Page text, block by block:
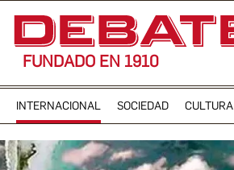
FUNDADO EN 1910
INTERNACIONAL SOCIEDAD CULTURA